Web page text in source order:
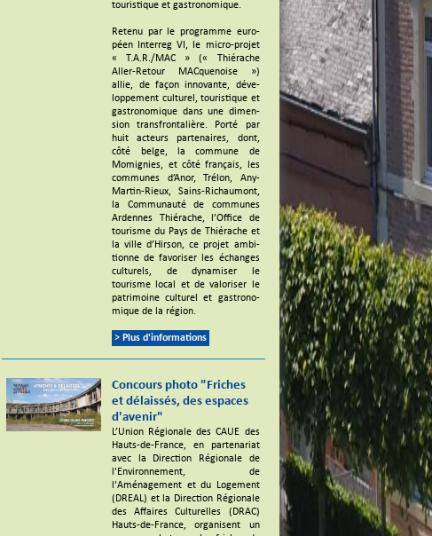
touristique et gastronomique.
Retenu par le programme euro­
péen Inter­reg VI, le micro-projet
« T.A.R./MAC » (« Thié­rache
Aller-Retour MACque­noise »)
allie, de façon inno­vante, déve­
lop­pe­ment cultu­rel, touris­tique et
gastro­no­mique dans une dimen­
sion trans­fron­ta­lière. Porté par
huit acteurs parte­naires, dont,
côté belge, la commune de
Momi­gnies, et côté français, les
communes d’Anor, Trélon, Any-
Martin-Rieux, Sains-Richau­mont,
la Commu­nauté de communes
Ardennes Thié­rache, l’Of­fice de
tourisme du Pays de Thié­rache et
la ville d’Hir­son, ce projet ambi­
tionne de favo­ri­ser les échanges
cultu­rels, de dyna­mi­ser le
tourisme local et de valo­ri­ser le
patri­moine cultu­rel et gastro­no­
mique de la région.
> Plus d'informations
Concours photo "Friches
et délaissés, des espaces
d'avenir"
L’Union Régionale des CAUE des
Hauts-de-France, en partenariat
avec la Direction Régionale de
l'Environnement, de
l'Aménagement et du Logement
(DREAL) et la Direction Régionale
des Affaires Culturelles (DRAC)
Hauts-de-France, organisent un